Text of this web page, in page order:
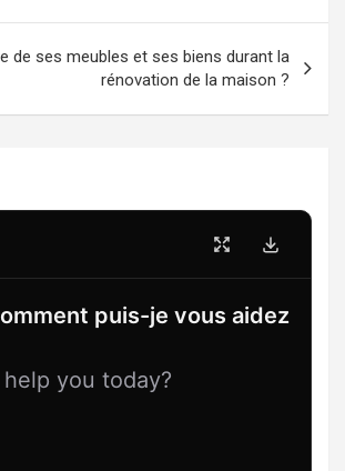
de ses meubles et ses biens durant la
rénovation de la maison ?
puis-je vous aidez
you today?